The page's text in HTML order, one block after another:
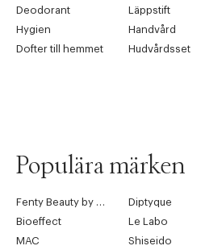
Deodorant
Läppstift
Hygien
Handvård
Dofter till hemmet
Hudvårdsset
Populära märken
Diptyque
Bioeffect
Le Labo
MAC
Shiseido